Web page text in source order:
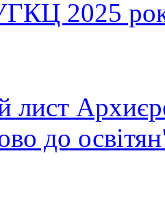
2025
лист
до